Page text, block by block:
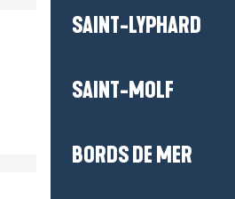
SAINT-LYPHARD
SAINT-MOLF
BORDS DE MER